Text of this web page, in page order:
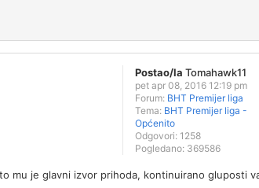
Postao/la Tomahawk11
pet apr 08, 2016 12:19 pm
Forum: BHT Premijer liga
Tema: BHT Premijer liga -
Općenito
Odgovori: 1258
Pogledano: 369586
mu je glavni izvor prihoda, kontinuirano gluposti